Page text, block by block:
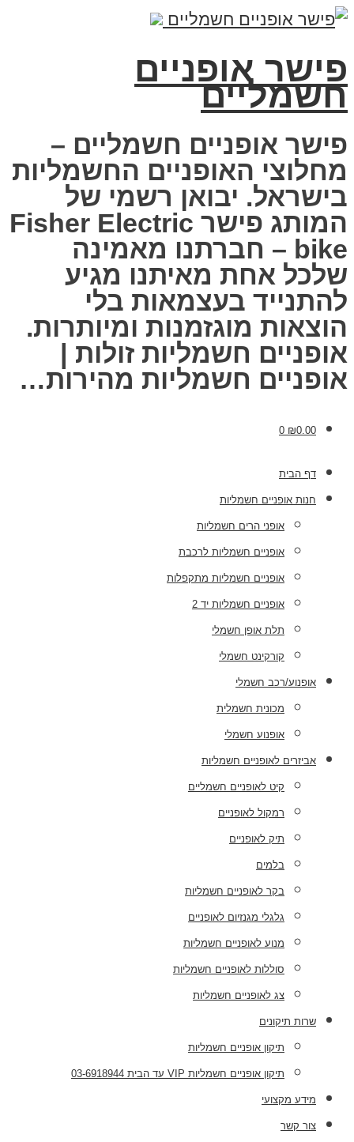
פישר אופניים
חשמליים
פישר אופניים חשמליים –
מחלוצי האופניים החשמליות
בישראל. יבואן רשמי של
המותג פישר Fisher Electric
bike – חברתנו מאמינה
שלכל אחת מאיתנו מגיע
להתנייד בעצמאות בלי
הוצאות מוגזמנות ומיותרות.
אופניים חשמליות זולות |
אופניים חשמליות מהירות…
₪0.00
0
דף הבית
חנות אופניים חשמליות
אופני הרים חשמליות
אופניים חשמליות לרכבת
אופניים חשמליות מתקפלות
אופניים חשמליות יד 2
תלת אופן חשמלי
קורקינט חשמלי
אופנוע/רכב חשמלי
מכונית חשמלית
אופנוע חשמלי
אביזרים לאופניים חשמליות
קיט לאופניים חשמליים
רמקול לאופניים
תיק לאופניים
בלמים
בקר לאופניים חשמליות
גלגלי מגנזיום לאופניים
מנוע לאופניים חשמליות
סוללות לאופניים חשמליות
צג לאופניים חשמליות
שרות תיקונים
תיקון אופניים חשמליות
תיקון אופניים חשמליות VIP עד הבית 03-6918944
מידע מקצועי
צור קשר